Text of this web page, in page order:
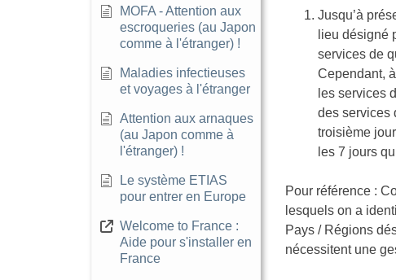
MOFA - Attention aux
escroqueries (au Japon
comme à l'étranger) !
Maladies infectieuses
et voyages à l'étranger
Attention aux arnaques
(au Japon comme à
l'étranger) !
Le système ETIAS
pour entrer en Europe
Welcome to France :
Aide pour s'installer en
France
Jusqu’à
lieu désigné
services de
Cependant,
les services
des services
troisième
les 7 jours
Pour référence :
lesquels on a
Pays / Régions
nécessitent une